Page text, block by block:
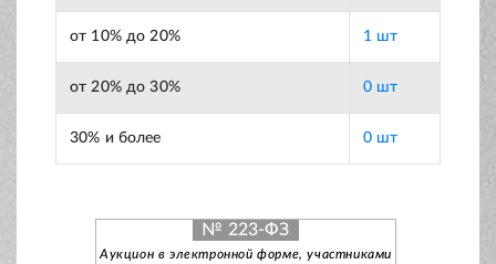
от 10% до 20% 1 шт
от 20% до 30% 0 шт
30% и более 0 шт
№ 223-ФЗ
Аукцион в электронной форме, участниками